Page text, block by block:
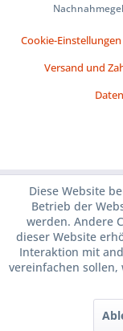
Cookie-Einstellungen
Versand und
Diese Website
Betrieb der
werden. Andere
dieser Website
Interaktion mit
vereinfachen